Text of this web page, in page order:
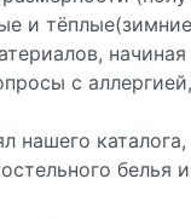
и
с
нашего
белья